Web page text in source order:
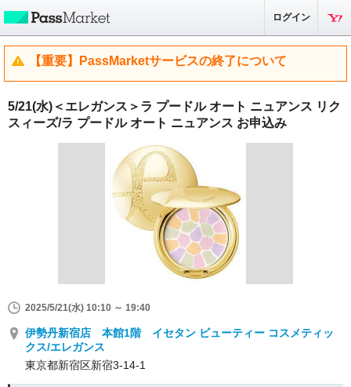
ログイン
【重要】PassMarketサービスの終了について
5/21(水)＜エレガンス＞ラ プードル オート ニュアンス リク
スィーズ/ラ プードル オート ニュアンス お申込み
2025/5/21(水) 10:10 ～ 19:40
伊勢丹新宿店 本館1階 イセタン ビューティー コスメティッ
クス/エレガンス
東京都新宿区新宿3-14-1